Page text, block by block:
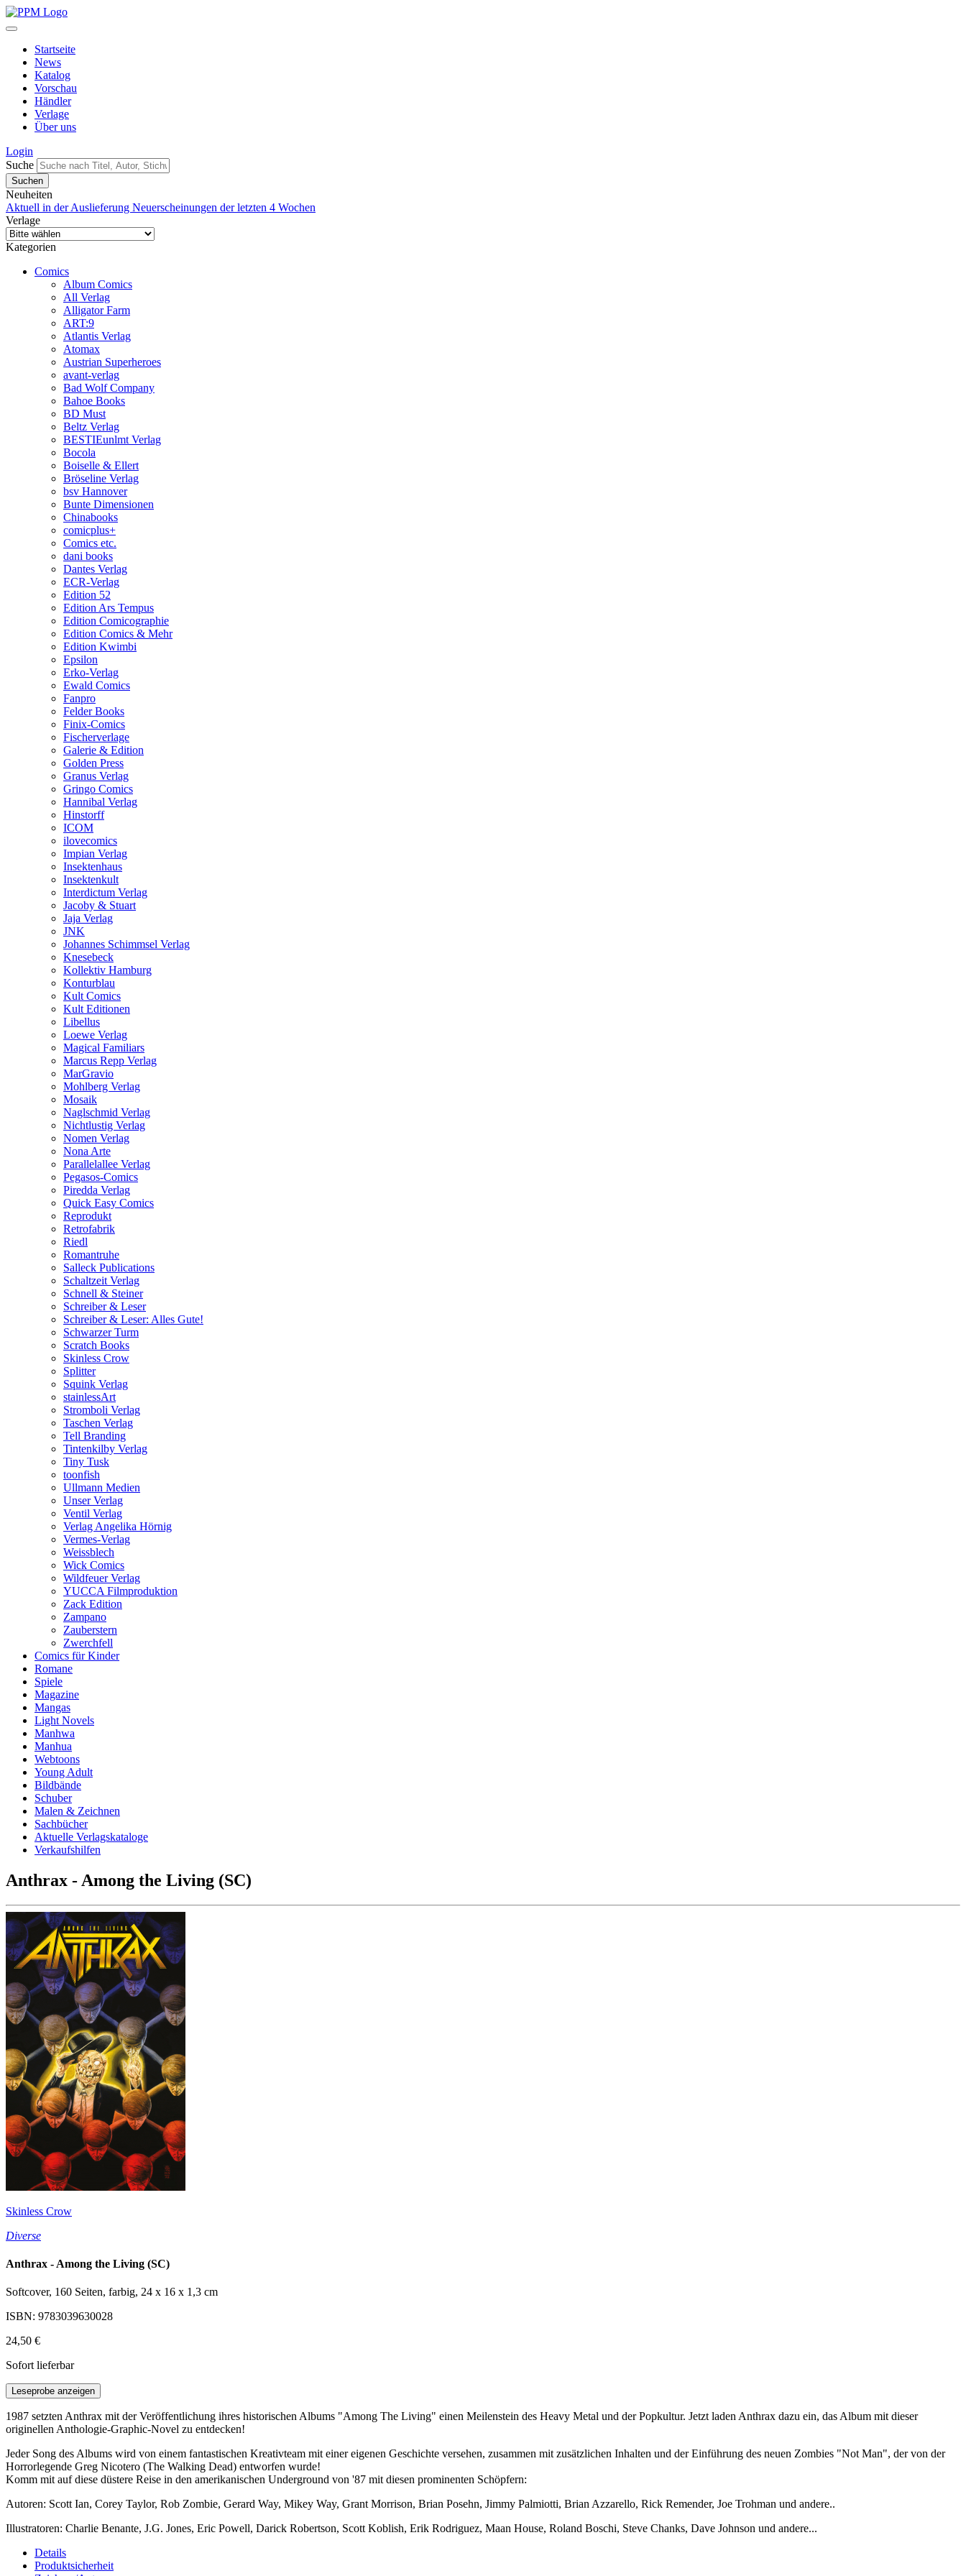
Startseite
News
Katalog
Vorschau
Händler
Verlage
Über uns
Login
Suche
Neuheiten
Aktuell in der Auslieferung Neuerscheinungen der letzten 4 Wochen
Verlage
Kategorien
Comics
Album Comics
All Verlag
Alligator Farm
ART:9
Atlantis Verlag
Atomax
Austrian Superheroes
avant-verlag
Bad Wolf Company
Bahoe Books
BD Must
Beltz Verlag
BESTIEunlmt Verlag
Bocola
Boiselle & Ellert
Bröseline Verlag
bsv Hannover
Bunte Dimensionen
Chinabooks
comicplus+
Comics etc.
dani books
Dantes Verlag
ECR-Verlag
Edition 52
Edition Ars Tempus
Edition Comicographie
Edition Comics & Mehr
Edition Kwimbi
Epsilon
Erko-Verlag
Ewald Comics
Fanpro
Felder Books
Finix-Comics
Fischerverlage
Galerie & Edition
Golden Press
Granus Verlag
Gringo Comics
Hannibal Verlag
Hinstorff
ICOM
ilovecomics
Impian Verlag
Insektenhaus
Insektenkult
Interdictum Verlag
Jacoby & Stuart
Jaja Verlag
JNK
Johannes Schimmsel Verlag
Knesebeck
Kollektiv Hamburg
Konturblau
Kult Comics
Kult Editionen
Libellus
Loewe Verlag
Magical Familiars
Marcus Repp Verlag
MarGravio
Mohlberg Verlag
Mosaik
Naglschmid Verlag
Nichtlustig Verlag
Nomen Verlag
Nona Arte
Parallelallee Verlag
Pegasos-Comics
Piredda Verlag
Quick Easy Comics
Reprodukt
Retrofabrik
Riedl
Romantruhe
Salleck Publications
Schaltzeit Verlag
Schnell & Steiner
Schreiber & Leser
Schreiber & Leser: Alles Gute!
Schwarzer Turm
Scratch Books
Skinless Crow
Splitter
Squink Verlag
stainlessArt
Stromboli Verlag
Taschen Verlag
Tell Branding
Tintenkilby Verlag
Tiny Tusk
toonfish
Ullmann Medien
Unser Verlag
Ventil Verlag
Verlag Angelika Hörnig
Vermes-Verlag
Weissblech
Wick Comics
Wildfeuer Verlag
YUCCA Filmproduktion
Zack Edition
Zampano
Zauberstern
Zwerchfell
Comics für Kinder
Romane
Spiele
Magazine
Mangas
Light Novels
Manhwa
Manhua
Webtoons
Young Adult
Bildbände
Schuber
Malen & Zeichnen
Sachbücher
Aktuelle Verlagskataloge
Verkaufshilfen
Anthrax - Among the Living (SC)
Skinless Crow
Diverse
Anthrax - Among the Living (SC)
Softcover, 160 Seiten, farbig, 24 x 16 x 1,3 cm
ISBN: 9783039630028
24,50 €
Sofort lieferbar
Leseprobe anzeigen
1987 setzten Anthrax mit der Veröffentlichung ihres historischen Albums "Among The Living" einen Meilenstein des Heavy Metal und der Popkultur. Jetzt laden Anthrax dazu ein, das Album mit dieser
originellen Anthologie-Graphic-Novel zu entdecken!
Jeder Song des Albums wird von einem fantastischen Kreativteam mit einer eigenen Geschichte versehen, zusammen mit zusätzlichen Inhalten und der Einführung des neuen Zombies "Not Man", der von der
Horrorlegende Greg Nicotero (The Walking Dead) entworfen wurde!
Komm mit auf diese düstere Reise in den amerikanischen Underground von '87 mit diesen prominenten Schöpfern:
Autoren: Scott Ian, Corey Taylor, Rob Zombie, Gerard Way, Mikey Way, Grant Morrison, Brian Posehn, Jimmy Palmiotti, Brian Azzarello, Rick Remender, Joe Trohman und andere..
Illustratoren: Charlie Benante, J.G. Jones, Eric Powell, Darick Robertson, Scott Koblish, Erik Rodriguez, Maan House, Roland Boschi, Steve Chanks, Dave Johnson und andere...
Details
Produktsicherheit